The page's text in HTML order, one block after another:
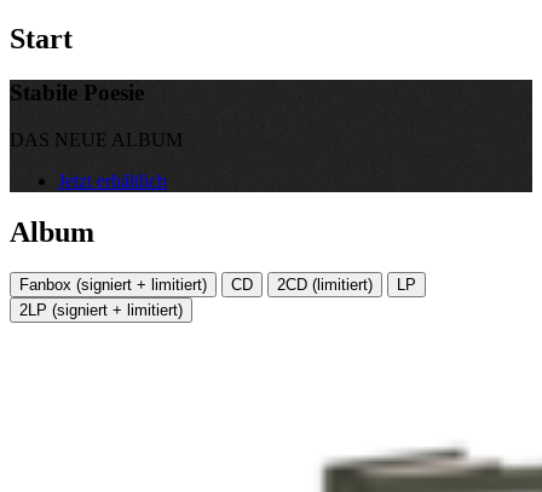
Start
Stabile Poesie
DAS NEUE ALBUM
Jetzt erhältlich
Album
Fanbox (signiert + limitiert) CD 2CD (limitiert)
LP
2LP (signiert + limitiert)